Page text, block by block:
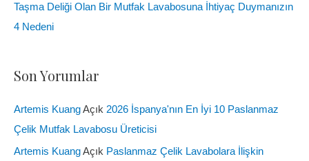
Taşma Deliği Olan Bir Mutfak Lavabosuna İhtiyaç Duymanızın
4 Nedeni
Son Yorumlar
Artemis KuangAçık 2026 İspanya'nın En İyi 10 Paslanmaz
Çelik Mutfak Lavabosu Üreticisi
Artemis KuangAçık Paslanmaz Çelik Lavabolara İlişkin